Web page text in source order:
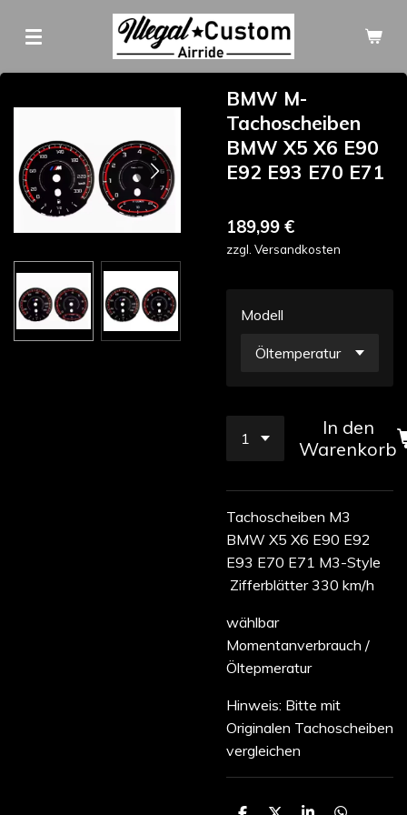
Hauptinhalt
BMW M-
Tachoscheiben
BMW X5 X6 E90
E92 E93 E70 E71
189,99 €
zzgl. Versandkosten
Modell
In den
Warenkorb
Tachoscheiben M3
BMW X5 X6 E90 E92
E93 E70 E71 M3-Style
Zifferblätter 330 km/h
wählbar
Momentanverbrauch /
Öltepmeratur
Hinweis: Bitte mit
Originalen Tachoscheiben
vergleichen